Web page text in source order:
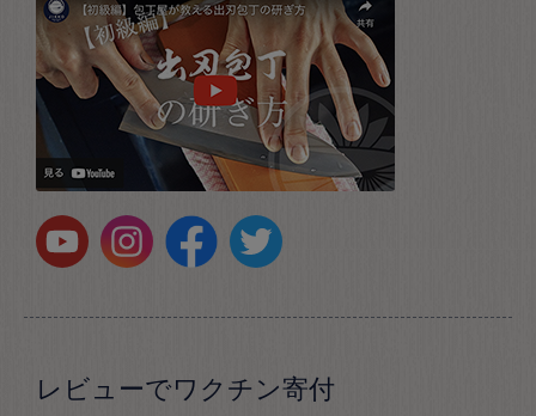
レビューでワクチン寄付